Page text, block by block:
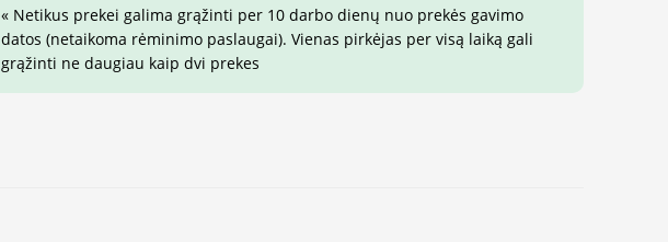
« Netikus prekei galima grąžinti per 10 darbo dienų nuo prekės gavimo
datos (netaikoma rėminimo paslaugai). Vienas pirkėjas per visą laiką gali
grąžinti ne daugiau kaip dvi prekes